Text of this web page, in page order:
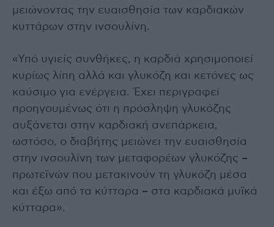
μειώνοντας την ευαισθησία των καρδιακών
κυττάρων στην ινσουλίνη.
«Υπό υγιείς συνθήκες, η καρδιά χρησιμοποιεί
κυρίως λίπη αλλά και γλυκόζη και κετόνες ως
καύσιμο για ενέργεια. Έχει περιγραφεί
προηγουμένως ότι η πρόσληψη γλυκόζης
αυξάνεται στην καρδιακή ανεπάρκεια,
ωστόσο, ο διαβήτης μειώνει την ευαισθησία
στην ινσουλίνη των μεταφορέων γλυκόζης –
πρωτεϊνών που μετακινούν τη γλυκόζη μέσα
και έξω από τα κύτταρα – στα καρδιακά μυϊκά
κύτταρα».